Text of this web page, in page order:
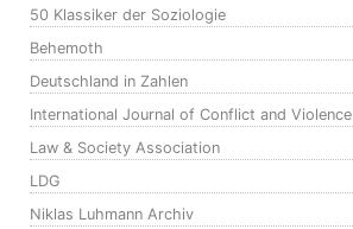
50 Klassiker der Soziologie
Behemoth
Deutschland in Zahlen
International Journal of Conflict and Violence
Law & Society Association
LDG
Niklas Luhmann Archiv